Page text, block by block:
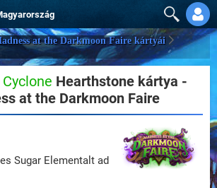
at the Darkmoon Faire kártyái
Hearthstone kártya -
at the Darkmoon Faire
Sugar Elementalt ad